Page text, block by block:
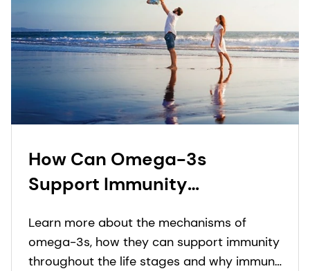
How Can Omega-3s
Support Immunity
Learn more about the mechanisms of
omega-3s, how they can support immunity
throughout the life stages and why immune